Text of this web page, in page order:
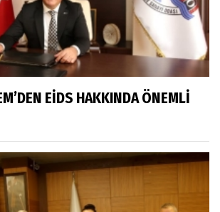
EİDS HAKKINDA ÖNEMLİ